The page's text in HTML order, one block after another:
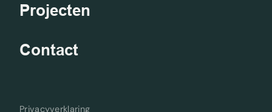
Projecten
Contact
Privacyverklaring